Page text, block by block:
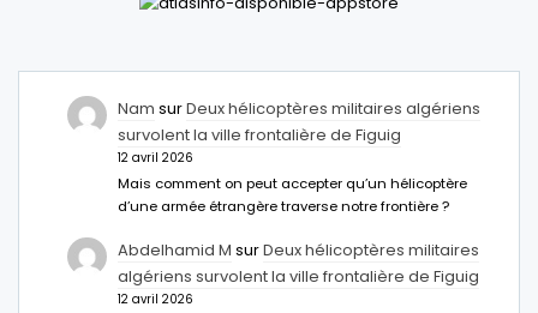
Nam surDeux hélicoptères militaires algériens
survolent la ville frontalière de Figuig
12 avril 2026
Mais comment on peut accepter qu’un hélicoptère
d’une armée étrangère traverse notre frontière ?
Abdelhamid M surDeux hélicoptères militaires
algériens survolent la ville frontalière de Figuig
12 avril 2026